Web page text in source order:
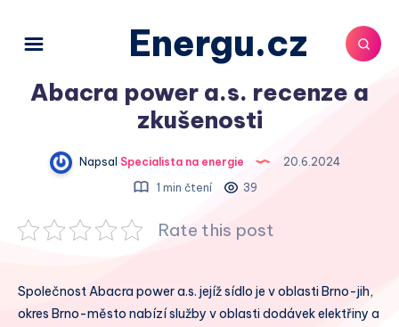
Energu.cz
Abacra power a.s. recenze a
zkušenosti
Napsal Specialista na energie
20.6.2024
1 min čtení
39
Rate this post
Společnost Abacra power a.s. jejíž sídlo je v oblasti Brno-jih,
okres Brno-město nabízí služby v oblasti dodávek elektřiny a